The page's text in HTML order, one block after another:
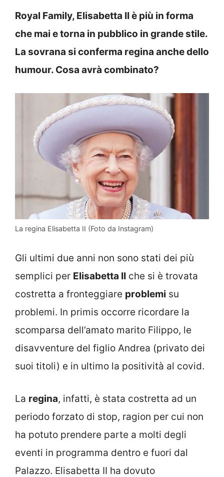
Royal Family, Elisabetta II è più in forma
che mai e torna in pubblico in grande stile.
La sovrana si conferma regina anche dello
humour. Cosa avrà combinato?
La regina Elisabetta II (Foto da Instagram)
Gli ultimi due anni non sono stati dei più
semplici per Elisabetta II che si è trovata
costretta a fronteggiare problemi su
problemi. In primis occorre ricordare la
scomparsa dell’amato marito Filippo, le
disavventure del figlio Andrea (privato dei
suoi titoli) e in ultimo la positività al covid.
La regina, infatti, è stata costretta ad un
periodo forzato di stop, ragion per cui non
ha potuto prendere parte a molti degli
eventi in programma dentro e fuori dal
Palazzo. Elisabetta II ha dovuto